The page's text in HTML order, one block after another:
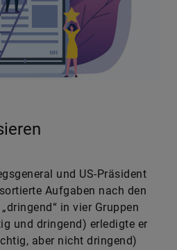
und US-Präsident
Aufgaben nach den
in vier Gruppen
und dringend) erledigte er
aber nicht dringend)